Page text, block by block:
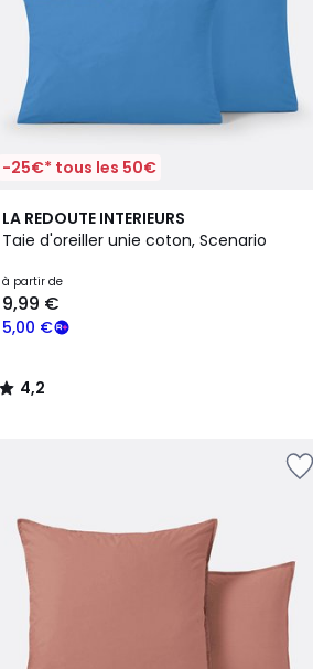
-25€* tous les 50€
LA REDOUTE INTERIEURS
Taie d'oreiller unie coton, Scenario
à partir de
5,00 €
9,99 €
4,2
/ 5
4,2
/